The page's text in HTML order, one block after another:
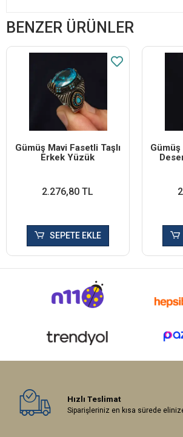
BENZER ÜRÜNLER
Gümüş Mavi Fasetli Taşlı
Erkek Yüzük
2.276,80 TL
SEPETE EKLE
Gümüş
Hızlı Teslimat
Siparişleriniz en kısa sürede